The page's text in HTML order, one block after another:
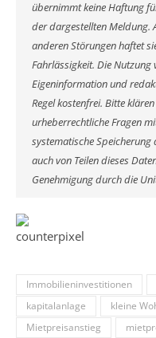
übernimmt keine Haftung
der dargestellten Meldung.
anderen Störungen haftet
Fahrlässigkeit. Die
Eigeninformation und
Regel kostenfrei. Bitte
urheberrechtliche Fragen
systematische Speicherung
auch von Teilen dieses
Genehmigung durch die
Immobilieninvestitionen
kapitalanlage
kleine
Mietpreisanstieg